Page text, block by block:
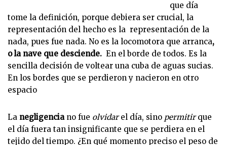
que día
tome la definición, porque debiera ser crucial, la
representación del hecho es la representación de la
nada, pues fue nada. No es la locomotora que arranca,
o la nave que desciende. En el borde de todos. Es la
sencilla decisión de voltear una cuba de aguas sucias.
En los bordes que se perdieron y nacieron en otro
espacio
La negligenciano fue olvidarel día, sino permitirque
el día fuera tan insignificante que se perdiera en el
tejido del tiempo. ¿En qué momento preciso el peso de